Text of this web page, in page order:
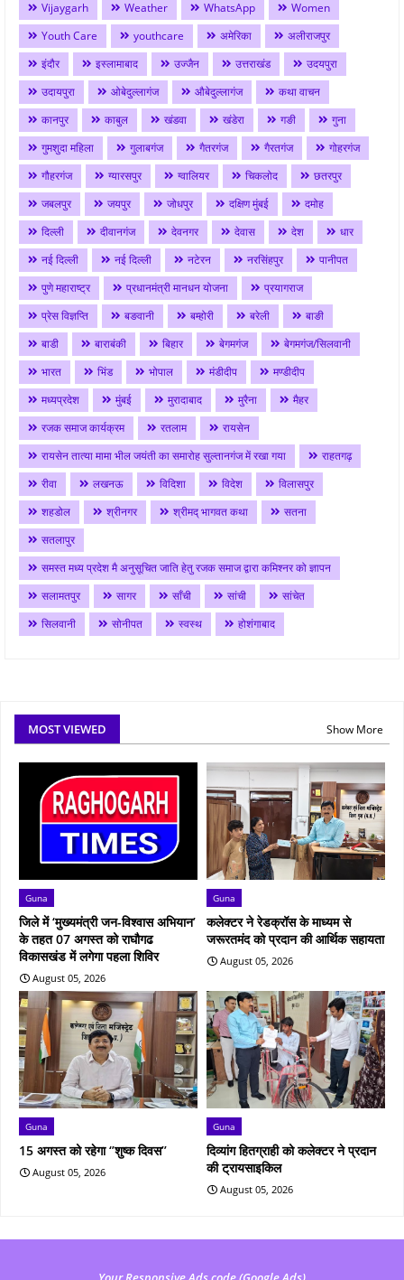
Vijaygarh
Weather WhatsApp
Women
Youth Care
youthcare अमेरिका
अलीराजपुर
इंदौर
इस्लामाबाद उज्जैन उत्तराखंड
उदयपुरा
उदायपुरा
ओबेदुल्लागंज औबेदुल्लागंज
कथा वाचन
कानपुर
काबुल खंडवा खंडेरा गङी
गुना
गुमशुदा महिला
गुलाबगंज गैतरगंज गैरतगंज
गोहरगंज
गौहरगंज
ग्यारसपुर ग्वालियर चिकलोद
छतरपुर
जबलपुर
जयपुर जोधपुर दक्षिण मुंबई
दमोह
दिल्ली
दीवानगंज देवनगर देवास देश
धार
नई दिल्ली
नई दिल्ली नटेरन नरसिंहपुर
पानीपत
पुणे महाराष्ट्र
प्रधानमंत्री मानधन योजना
प्रयागराज
प्रेस विज्ञप्ति
बङवानी बम्होरी बरेली
बाङी
बाडी
बाराबंकी बिहार बेगमगंज
बेगमगंज/सिलवानी
भारत
भिंड भोपाल मंडीदीप
मण्डीदीप
मध्यप्रदेश
मुंबई मुरादाबाद मुरैना
मैहर
रजक समाज कार्यक्रम
रतलाम
रायसेन
रायसेन तात्या मामा भील जयंती का समारोह सुल्तानगंज में रखा गया
राहतगढ़
रीवा
लखनऊ विदिशा विदेश
विलासपुर
शहडोल
श्रीनगर श्रीमद् भागवत कथा
सतना
सतलापुर
समस्त मध्य प्रदेश मै अनुसूचित जाति हेतु रजक समाज द्वारा कमिश्नर को ज्ञापन
सलामतपुर
सागर साँची सांची
सांचेत
सिलवानी
सोनीपत स्वस्थ होशंगाबाद
MOST VIEWED Show More
Guna
जिले में ‘मुख्यमंत्री जन-विश्वास अभियान’
के तहत 07 अगस्त को राघौगढ
विकासखंड में लगेगा पहला शिविर
August 05, 2026
Guna
कलेक्टर ने रेडक्रॉस के माध्यम से
जरूरतमंद को प्रदान की आर्थिक सहायता
August 05, 2026
Guna
15 अगस्त को रहेगा ‘’शुष्‍क दिवस’’
August 05, 2026
Guna
दिव्यांग हितग्राही को कलेक्टर ने प्रदान
की ट्रायसाइकिल
August 05, 2026